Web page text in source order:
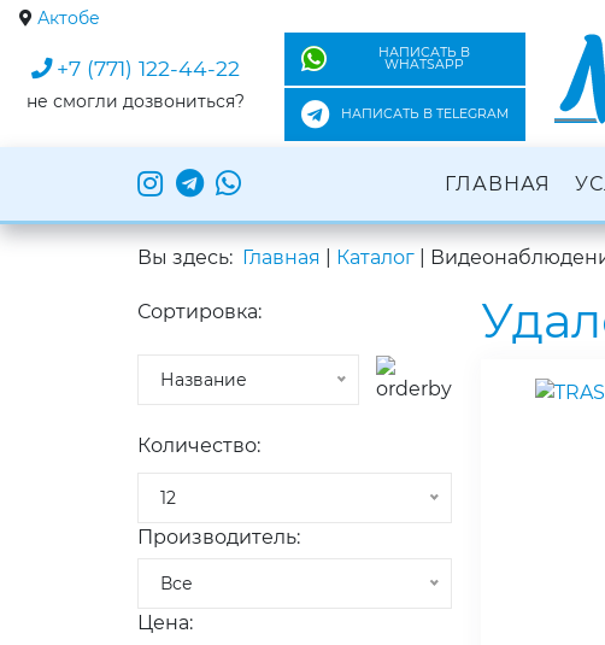
Актобе
+7 (771) 122-44-22
не смогли дозвониться?
НАПИСАТЬ В
WHATSAPP
НАПИСАТЬ В TELEGRAM
ГЛАВНАЯ
Вы здесь: Главная Каталог
Сортировка:
Название
Количество:
12
Производитель:
Все
Цена: